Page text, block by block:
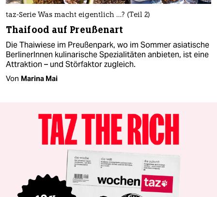
taz-Serie Was macht eigentlich …? (Teil 2)
Thaifood auf Preußenart
Die Thaiwiese im Preußenpark, wo im Sommer asiatische
BerlinerInnen kulinarische Spezialitäten anbieten, ist eine
Attraktion – und Störfaktor zugleich.
Von Marina Mai